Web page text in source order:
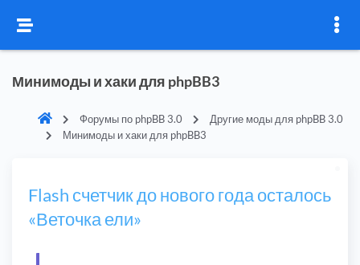
Минимоды и хаки для phpBB3
Форумы по phpBB 3.0
Другие моды для phpBB 3.0
Минимоды и хаки для phpBB3
Flash счетчик до нового года осталось
«Веточка ели»